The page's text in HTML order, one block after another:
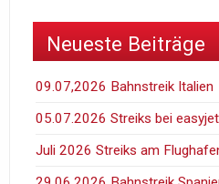
Neueste Beiträge
09.07,2026 Bahnstreik Italien
05.07.2026 Streiks bei
Juli 2026 Streiks am